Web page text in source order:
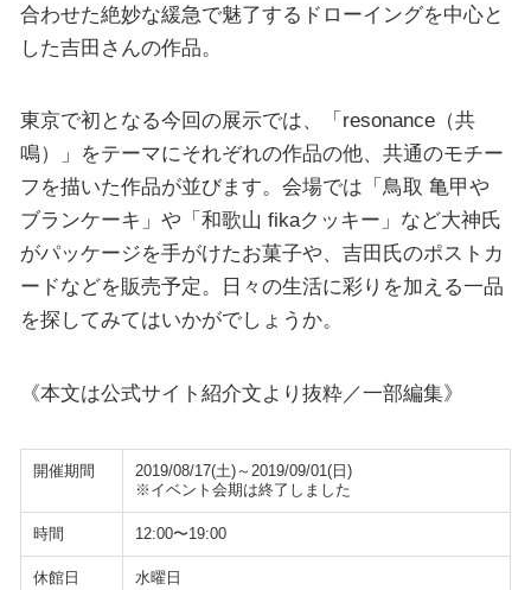
合わせた絶妙な緩急で魅了するドローイングを中心と
した吉田さんの作品。
東京で初となる今回の展示では、「resonance（共
鳴）」をテーマにそれぞれの作品の他、共通のモチー
フを描いた作品が並びます。会場では「鳥取 亀甲や
ブランケーキ」や「和歌山 fikaクッキー」など大神氏
がパッケージを手がけたお菓子や、吉田氏のポストカ
ードなどを販売予定。日々の生活に彩りを加える一品
を探してみてはいかがでしょうか。
《本文は公式サイト紹介文より抜粋／一部編集》
開催期間
2019/08/17(土)～2019/09/01(日)
※イベント会期は終了しました
時間 12:00〜19:00
休館日 水曜日